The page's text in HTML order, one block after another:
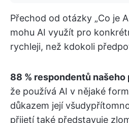
Přechod od otázky „Co je
mohu AI využít pro
rychleji, než kdokoli
88 % respondentů našeho
že používá AI v nějaké
důkazem její
přijetí také představuje